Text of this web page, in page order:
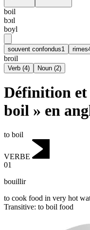
boil
bɔɪl
boyl
souvent confondus1 rimes
broil
Verb (4) Noun (2)
Définition et
boil » en
to boil
VERBE
01
bouillir
to cook food in very hot
Transitive: to boil food